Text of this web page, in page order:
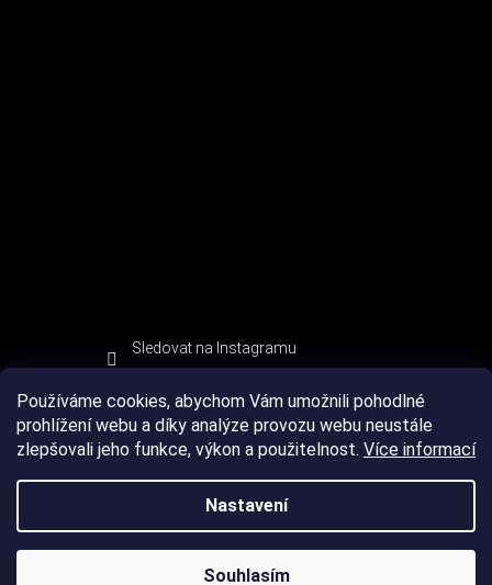
Používáme cookies, abychom Vám umožnili pohodlné
prohlížení webu a díky analýze provozu webu neustále
zlepšovali jeho funkce, výkon a použitelnost. Více informací
Nastavení
Souhlasím
Sledovat na Instagramu